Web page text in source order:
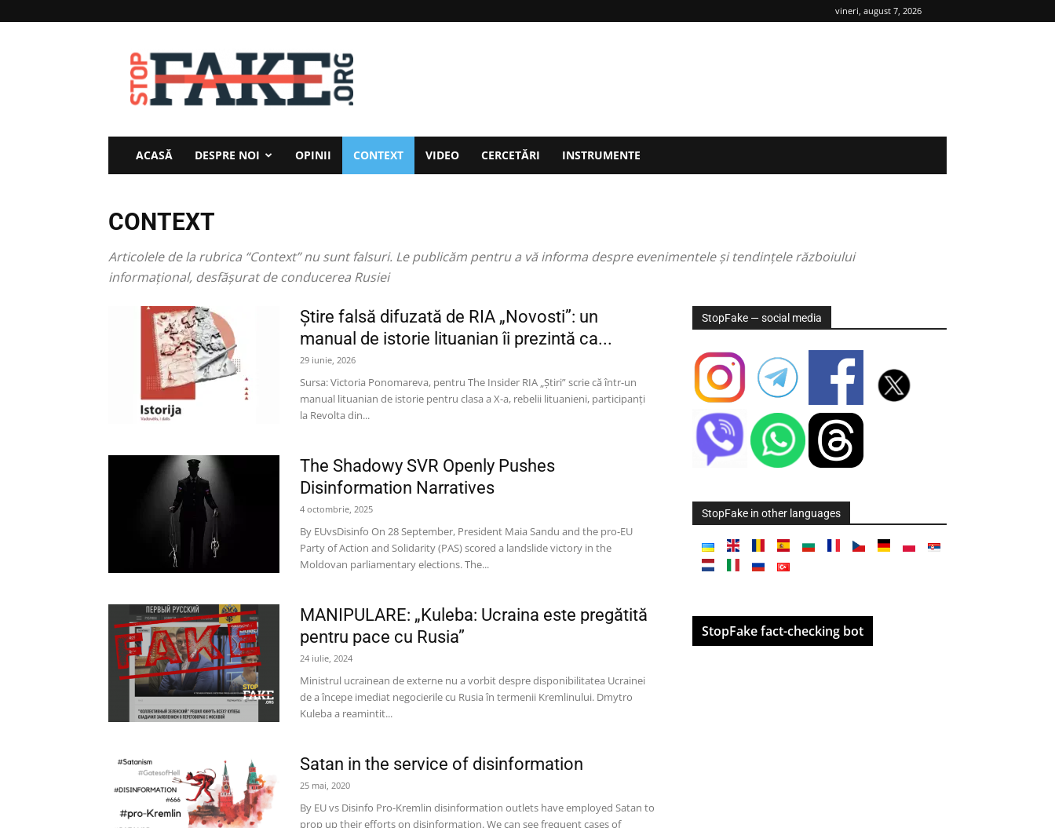
vineri, august 7, 2026
StopFake
ACASĂ DESPRE NOI OPINII CONTEXT VIDEO СERCETĂRI INSTRUMENTE
CONTEXT
Articolele de la rubrica “Context” nu sunt falsuri. Le publicăm pentru a vă informa despre evenimentele şi tendinţele războiului
informaţional, desfăşurat de conducerea Rusiei
Știre falsă difuzată de RIA „Novosti”: un
manual de istorie lituanian îi prezintă ca...
29 iunie, 2026
Sursa: Victoria Ponomareva, pentru The Insider RIA „Știri” scrie că într-un
manual lituanian de istorie pentru clasa a X-a, rebelii lituanieni, participanți
la Revolta din...
The Shadowy SVR Openly Pushes
Disinformation Narratives
4 octombrie, 2025
By EUvsDisinfo On 28 September, President Maia Sandu and the pro-EU
Party of Action and Solidarity (PAS) scored a landslide victory in the
Moldovan parliamentary elections. The...
MANIPULARE: „Kuleba: Ucraina este pregătită
pentru pace cu Rusia”
24 iulie, 2024
Ministrul ucrainean de externe nu a vorbit despre disponibilitatea Ucrainei
de a începe imediat negocierile cu Rusia în termenii Kremlinului. Dmytro
Kuleba a reamintit...
Satan in the service of disinformation
25 mai, 2020
By EU vs Disinfo Pro-Kremlin disinformation outlets have employed Satan to
prop up their efforts on disinformation. We can see frequent cases of
StopFake — social media
StopFake in other languages
StopFake fact-checking bot